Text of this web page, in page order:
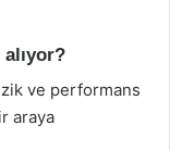
ve performans
araya